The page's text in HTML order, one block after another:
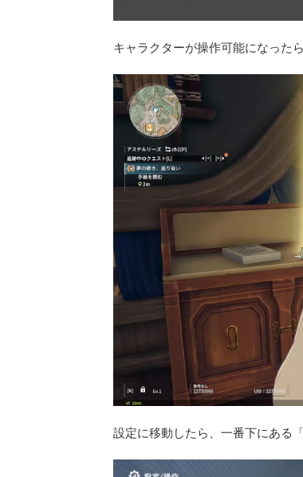
キャラクターが操作可能になった
設定に移動したら、一番下にある